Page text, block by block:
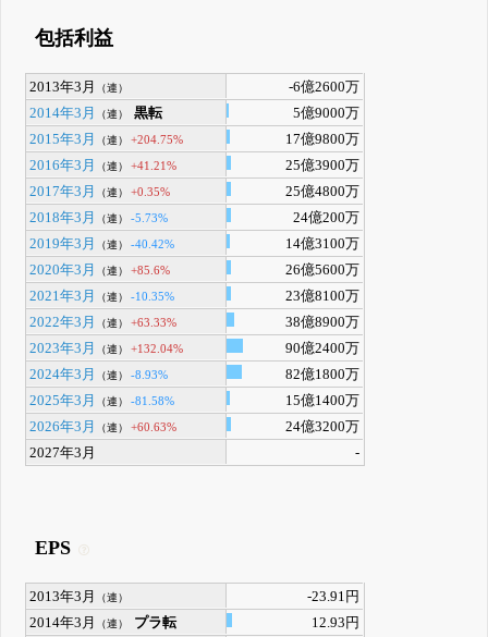
包括利益
2013年3月 （連）
-6億2600万
2014年3月
（連） 黒転
5億9000万
2015年3月
（連） +204.75%
17億9800万
2016年3月
（連） +41.21%
25億3900万
2017年3月
（連） +0.35%
25億4800万
2018年3月
（連） -5.73%
24億200万
2019年3月
（連） -40.42%
14億3100万
2020年3月
（連） +85.6%
26億5600万
2021年3月
（連） -10.35%
23億8100万
2022年3月
（連） +63.33%
38億8900万
2023年3月
（連） +132.04%
90億2400万
2024年3月
（連） -8.93%
82億1800万
2025年3月
（連） -81.58%
15億1400万
2026年3月
（連） +60.63%
24億3200万
2027年3月
-
EPS
2013年3月 （連）
-23.91円
2014年3月
（連） プラ転 12.93円